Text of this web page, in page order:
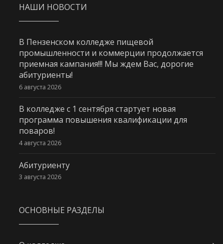
НАШИ НОВОСТИ
В Пензенском колледже пищевой
промышленности и коммерции продолжается
приемная кампания!!! Мы ждем Вас, дорогие
абитуриенты!
6 августа 2026
В колледже с 1 сентября стартует новая
программа повышения квалификации для
поваров!
4 августа 2026
Абитуриенту
3 августа 2026
ОСНОВНЫЕ РАЗДЕЛЫ